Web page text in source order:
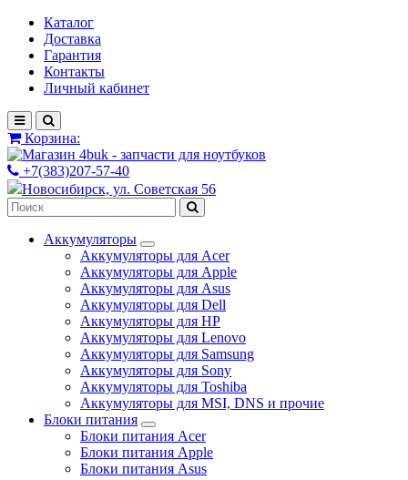
Каталог
Доставка
Гарантия
Контакты
Личный кабинет
Корзина:
+7(383)207-57-40
Новосибирск, ул. Советская 56
Аккумуляторы
Аккумуляторы для Acer
Аккумуляторы для Apple
Аккумуляторы для Asus
Аккумуляторы для Dell
Аккумуляторы для HP
Аккумуляторы для Lenovo
Аккумуляторы для Samsung
Аккумуляторы для Sony
Аккумуляторы для Toshiba
Аккумуляторы для MSI, DNS и прочие
Блоки питания
Блоки питания Acer
Блоки питания Apple
Блоки питания Asus